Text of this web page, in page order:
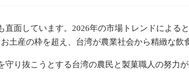
面しています。2026年の市場トレンドによる
土産の枠を超え、台湾が農業社会から精緻な飲
り抜こうとする台湾の農民と製菓職人の努力が